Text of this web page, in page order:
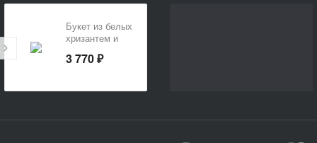
Букет из белых
хризантем и
благодарность
3 770 ₽